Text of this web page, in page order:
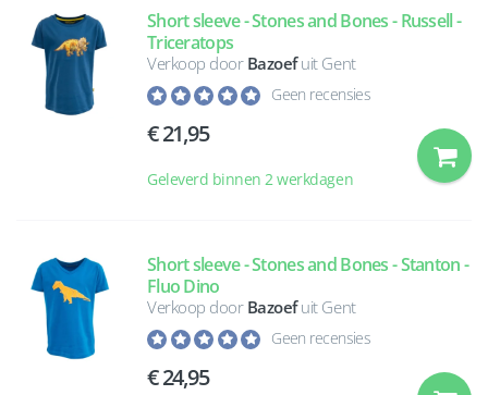
Short sleeve - Stones and Bones - Russell -
Triceratops
Verkoop door Bazoefuit Gent
Geen recensies
21,95
Geleverd binnen 2 werkdagen
Short sleeve - Stones and Bones - Stanton -
Fluo Dino
Verkoop door Bazoefuit Gent
Geen recensies
24,95